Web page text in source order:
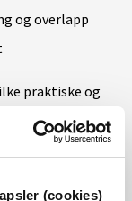
(cookies)
og overlapp
praktiske og
få for en
det primære